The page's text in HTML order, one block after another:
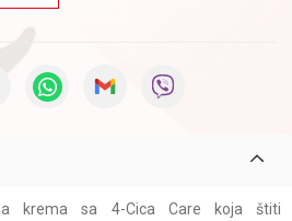
krema sa 4-Cica Care koja štiti